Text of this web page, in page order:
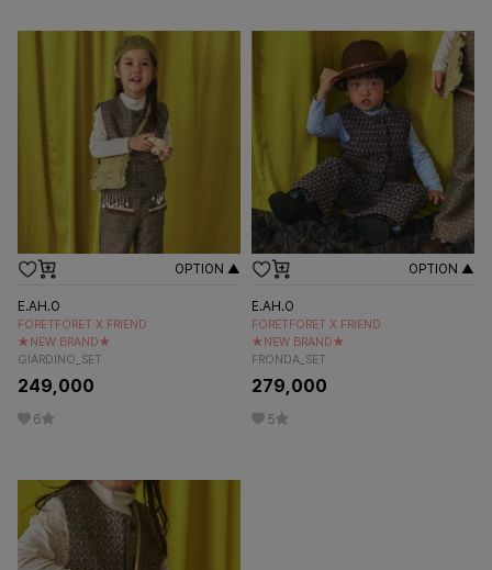
OPTION ▲
E.AH.O
FORETFORET X FRIEND
★NEW BRAND★
GIARDINO_SET
249,000
6
OPTION ▲
E.AH.O
FORETFORET X FRIEND
★NEW BRAND★
FRONDA_SET
279,000
5